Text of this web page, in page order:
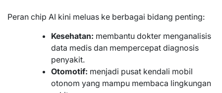
Peran chip AI kini meluas ke berbagai bidang penting:
Kesehatan: membantu dokter menganalisis
data medis dan mempercepat diagnosis
penyakit.
Otomotif: menjadi pusat kendali mobil
otonom yang mampu membaca lingkungan